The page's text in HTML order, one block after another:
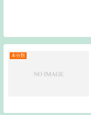
未分類